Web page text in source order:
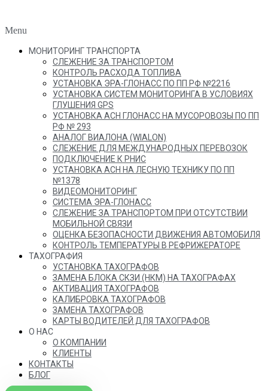
Menu
МОНИТОРИНГ ТРАНСПОРТА
СЛЕЖЕНИЕ ЗА ТРАНСПОРТОМ
КОНТРОЛЬ РАСХОДА ТОПЛИВА
УСТАНОВКА ЭРА-ГЛОНАСС ПО ПП РФ №2216
УСТАНОВКА СИСТЕМ МОНИТОРИНГА В УСЛОВИЯХ
ГЛУШЕНИЯ GPS
УСТАНОВКА АСН ГЛОНАСС НА МУСОРОВОЗЫ ПО ПП
РФ № 293
АНАЛОГ ВИАЛОНА (WIALON)
СЛЕЖЕНИЕ ДЛЯ МЕЖДУНАРОДНЫХ ПЕРЕВОЗОК
ПОДКЛЮЧЕНИЕ К РНИС
УСТАНОВКА АСН НА ЛЕСНУЮ ТЕХНИКУ ПО ПП
№1378
ВИДЕОМОНИТОРИНГ
СИСТЕМА ЭРА-ГЛОНАСС
СЛЕЖЕНИЕ ЗА ТРАНСПОРТОМ ПРИ ОТСУТСТВИИ
МОБИЛЬНОЙ СВЯЗИ
ОЦЕНКА БЕЗОПАСНОСТИ ДВИЖЕНИЯ АВТОМОБИЛЯ
КОНТРОЛЬ ТЕМПЕРАТУРЫ В РЕФРИЖЕРАТОРЕ
ТАХОГРАФИЯ
УСТАНОВКА ТАХОГРАФОВ
ЗАМЕНА БЛОКА СКЗИ (НКМ) НА ТАХОГРАФАХ
АКТИВАЦИЯ ТАХОГРАФОВ
КАЛИБРОВКА ТАХОГРАФОВ
ЗАМЕНА ТАХОГРАФОВ
КАРТЫ ВОДИТЕЛЕЙ ДЛЯ ТАХОГРАФОВ
О НАС
О КОМПАНИИ
КЛИЕНТЫ
КОНТАКТЫ
БЛОГ